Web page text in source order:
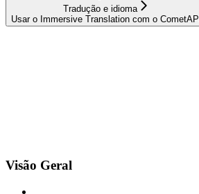
Tradução e idioma
Usar o Immersive Translation com o CometAPI
Visão Geral